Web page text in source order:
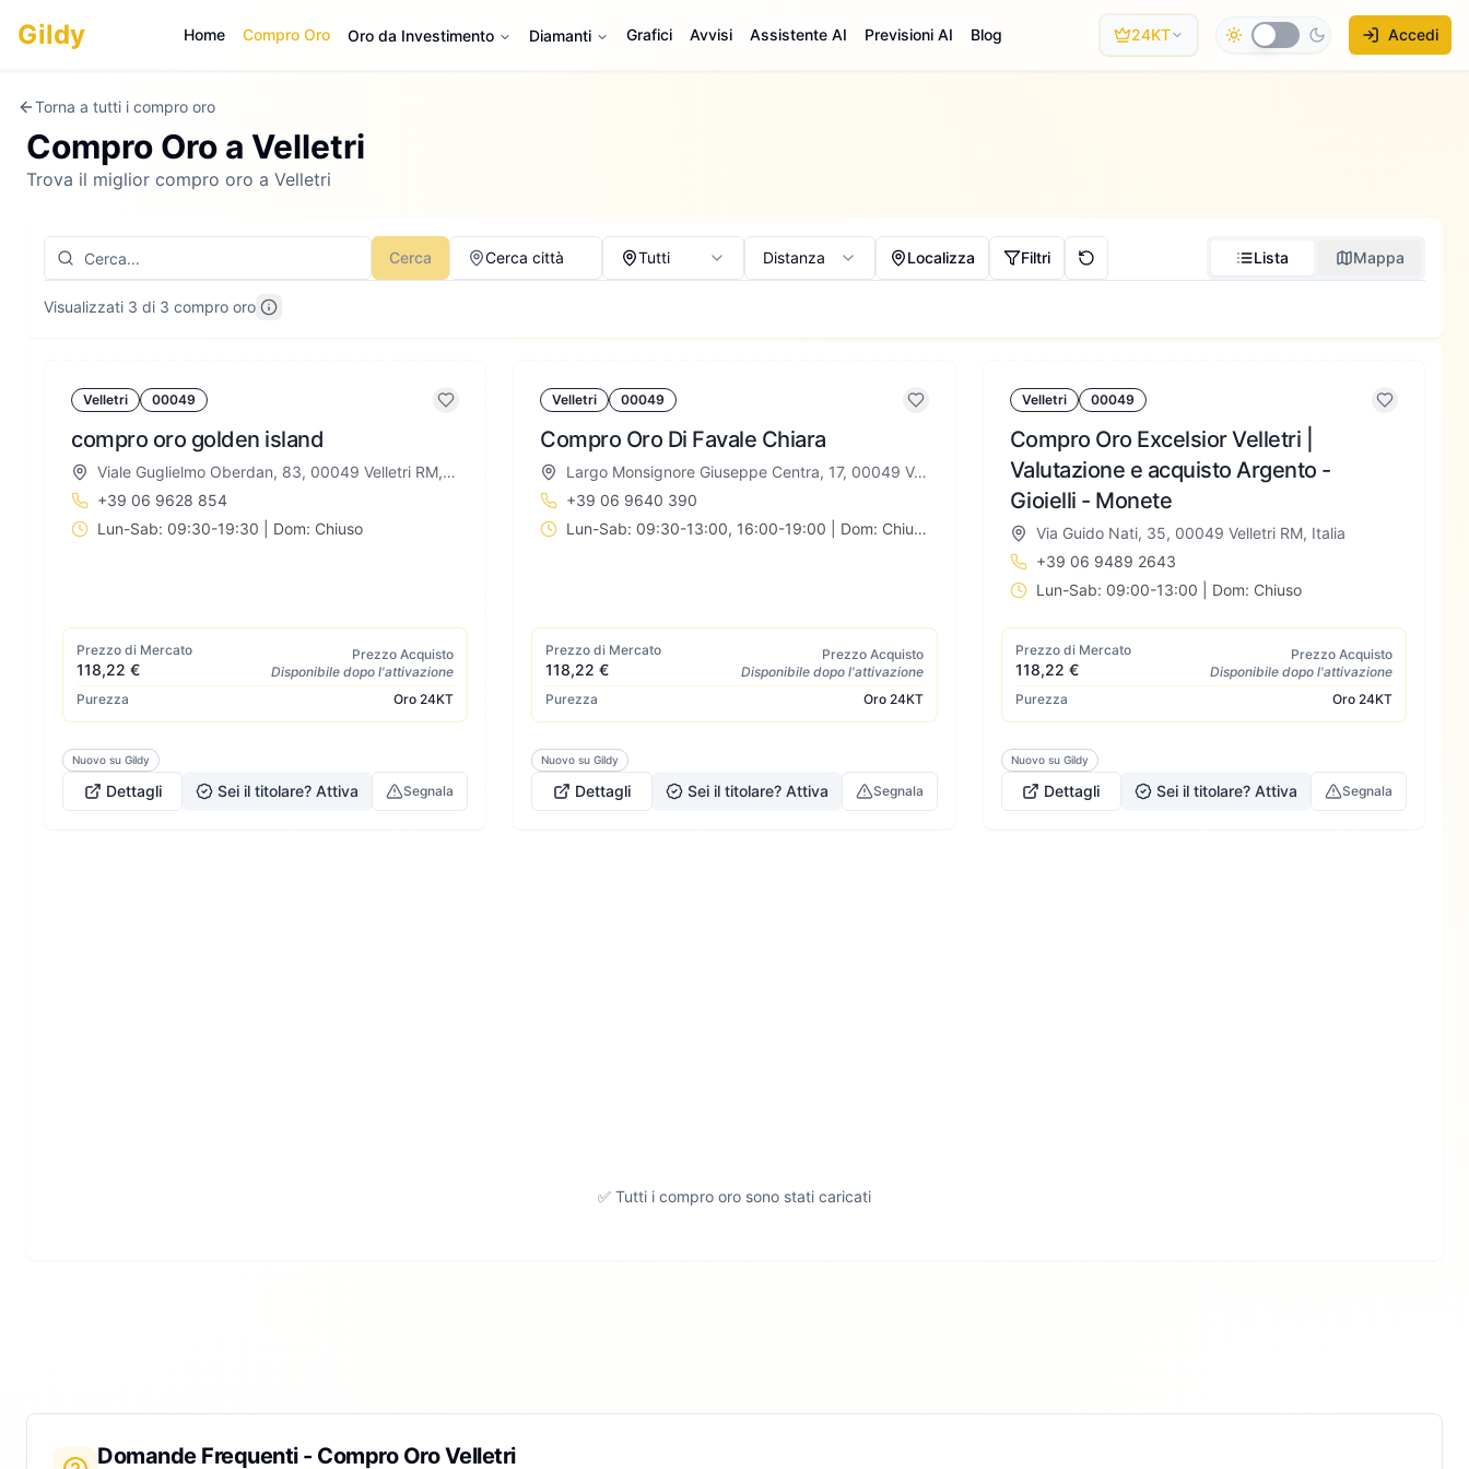
Gildy Home Compro Oro Oro da Investimento Diamanti Grafici Avvisi Assistente AI Previsioni AI Blog 24KT Accedi
Torna a tutti i compro oro
Compro Oro a Velletri
Trova il miglior compro oro a Velletri
Cerca Cerca città Tutti Distanza Localizza Filtri Lista Mappa
Visualizzati 3 di 3 compro oro
Velletri 00049
compro oro golden island
Viale Guglielmo Oberdan, 83, 00049 Velletri RM, Italia
+39 06 9628 854
Lun-Sab: 09:30-19:30 | Dom: Chiuso
Prezzo di Mercato
118,22 €
Prezzo Acquisto
Disponibile dopo l'attivazione
Purezza
Oro 24KT
Nuovo su Gildy
Dettagli Sei il titolare? Attiva Segnala
Velletri 00049
Compro Oro Di Favale Chiara
Largo Monsignore Giuseppe Centra, 17, 00049 Velletri RM, Italia
+39 06 9640 390
Lun-Sab: 09:30-13:00, 16:00-19:00 | Dom: Chiuso
Prezzo di Mercato
118,22 €
Prezzo Acquisto
Disponibile dopo l'attivazione
Purezza
Oro 24KT
Nuovo su Gildy
Dettagli Sei il titolare? Attiva Segnala
Velletri 00049
Compro Oro Excelsior Velletri |
Valutazione e acquisto Argento -
Gioielli - Monete
Via Guido Nati, 35, 00049 Velletri RM, Italia
+39 06 9489 2643
Lun-Sab: 09:00-13:00 | Dom: Chiuso
Prezzo di Mercato
118,22 €
Prezzo Acquisto
Disponibile dopo l'attivazione
Purezza
Oro 24KT
Nuovo su Gildy
Dettagli Sei il titolare? Attiva Segnala
✅ Tutti i compro oro sono stati caricati
Domande Frequenti - Compro OroVelletri